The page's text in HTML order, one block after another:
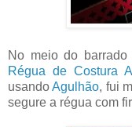
No meio do
Régua de Costura
usandoAgulhão, fui
segure a régua com